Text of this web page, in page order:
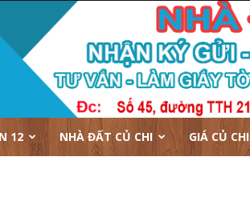
12 NHÀ ĐẤT CỦ CHI GIÁ CỦ CHI